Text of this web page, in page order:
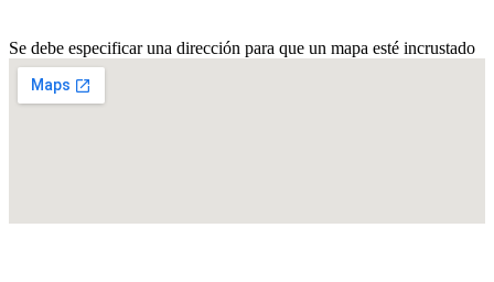
Se debe especificar una dirección para que un mapa esté incrustado